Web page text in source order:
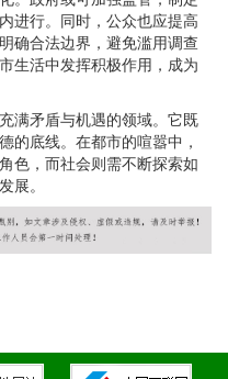
进行。同时，公众也应提高
确合法边界，避免滥用调查
生活中发挥积极作用，成为
满矛盾与机遇的领域。它既
的底线。在都市的喧嚣中，
色，而社会则需不断探索如
展。